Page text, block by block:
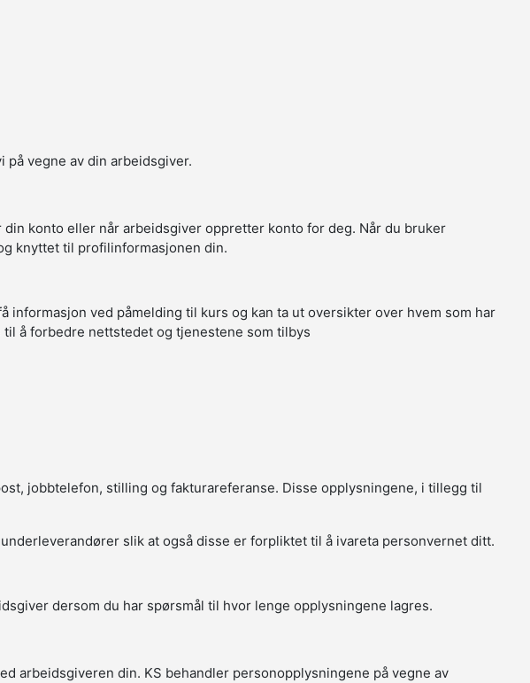
vegne av din arbeidsgiver.
konto eller når arbeidsgiver oppretter konto for deg. Når du bruker
knyttet til profilinformasjonen din.
informasjon ved påmelding til kurs og kan ta ut oversikter over hvem som har
å forbedre nettstedet og tjenestene som tilbys
jobbtelefon, stilling og fakturareferanse. Disse opplysningene, i tillegg til
slik at også disse er forpliktet til å ivareta personvernet ditt.
dersom du har spørsmål til hvor lenge opplysningene lagres.
arbeidsgiveren din. KS behandler personopplysningene på vegne av